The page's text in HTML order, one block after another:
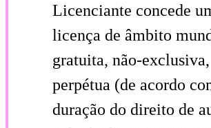
Licenciante concede
licença de âmbito
gratuita, não-exclusiva,
perpétua (de acordo
duração do direito de